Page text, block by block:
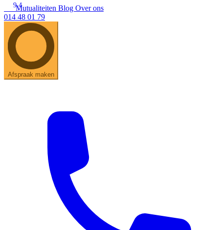
Zoeken
Snel zoeken
Hoorapparaatbatterijen
ReSound Vivia
Oticon IntentSignia Silk
9.4
Mutualiteiten Blog Over ons
014 48 01 79
Afspraak maken